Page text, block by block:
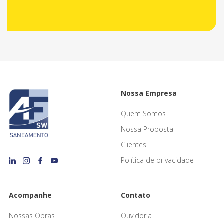
Nossa Empresa
Quem Somos
Nossa Proposta
Clientes
Política de privacidade
Acompanhe
Nossas Obras
Contato
Ouvidoria